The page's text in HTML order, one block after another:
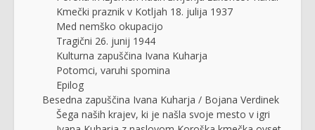
Kmečki praznik v Kotljah 18. julija 1937
Med nemško okupacijo
Tragični 26. junij 1944
Kulturna zapuščina Ivana Kuharja
Potomci, varuhi spomina
Epilog
Besedna zapuščina Ivana Kuharja / Bojana Verdinek
Šega naših krajev, ki je našla svoje mesto v igri